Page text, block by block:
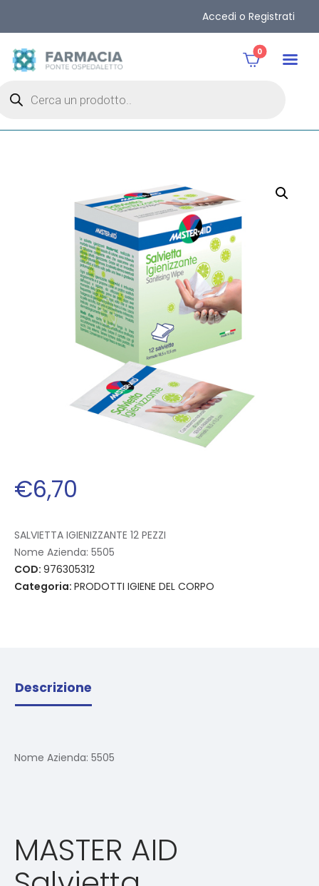
Accedi o Registrati
0
€6,70
SALVIETTA IGIENIZZANTE 12 PEZZI
Nome Azienda: 5505
COD: 976305312
Categoria: PRODOTTI IGIENE DEL CORPO
Descrizione
Nome Azienda: 5505
MASTER AID